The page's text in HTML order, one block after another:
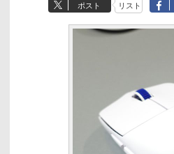
ポスト リスト